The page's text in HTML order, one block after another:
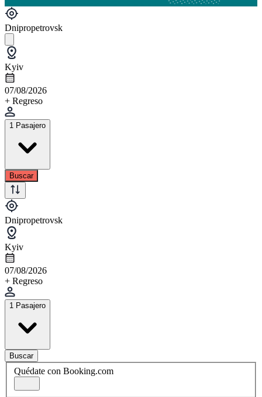
Dnipropetrovsk
Kyiv
07/08/2026
+ Regreso
1 Pasajero
Buscar
Dnipropetrovsk
Kyiv
07/08/2026
+ Regreso
1 Pasajero
Buscar
Quédate con Booking.com